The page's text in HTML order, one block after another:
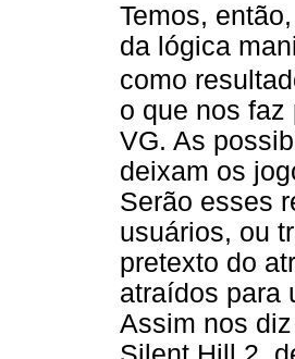
Temos,
da lógica
como
o que nos faz
VG. As
deixam os
Serão esses
usuários, ou
pretexto do
atraídos para
Assim nos